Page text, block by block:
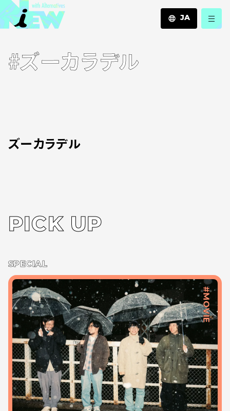
JA
#ズーカラデル
ズーカラデル
PICK UP
SPECIAL
#MOVIE